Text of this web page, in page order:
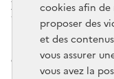
cookies afin de
proposer des
et des
vous assurer
vous avez la
data.gouv.fr